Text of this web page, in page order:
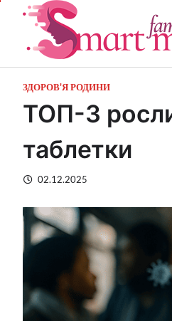
Перейти
ЗДОРОВ'Я РОДИНИ
ТОП-3
таблетки
02.12.2025